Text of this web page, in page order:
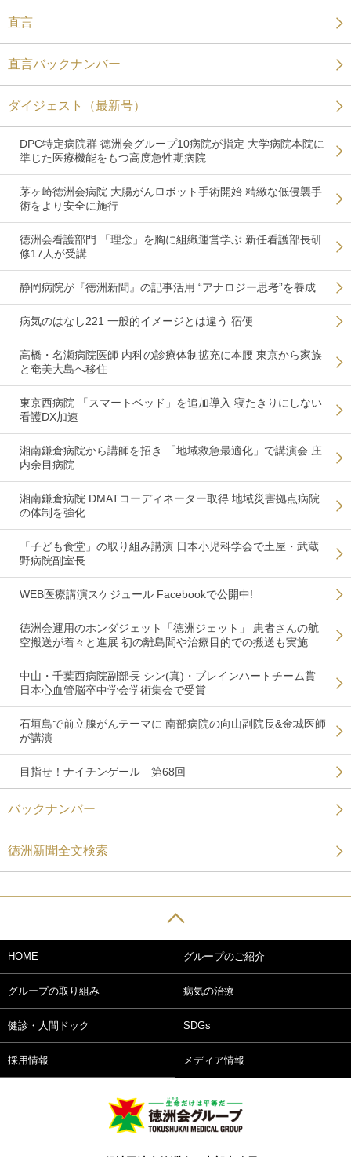
直言
直言バックナンバー
ダイジェスト（最新号）
DPC特定病院群 徳洲会グループ10病院が指定 大学病院本院に
準じた医療機能をもつ高度急性期病院
茅ヶ崎徳洲会病院 大腸がんロボット手術開始 精緻な低侵襲手
術をより安全に施行
徳洲会看護部門 「理念」を胸に組織運営学ぶ 新任看護部長研
修17人が受講
静岡病院が『徳洲新聞』の記事活用 “アナロジー思考”を養成
病気のはなし221 一般的イメージとは違う 宿便
高橋・名瀬病院医師 内科の診療体制拡充に本腰 東京から家族
と奄美大島へ移住
東京西病院 「スマートベッド」を追加導入 寝たきりにしない
看護DX加速
湘南鎌倉病院から講師を招き 「地域救急最適化」で講演会 庄
内余目病院
湘南鎌倉病院 DMATコーディネーター取得 地域災害拠点病院
の体制を強化
「子ども食堂」の取り組み講演 日本小児科学会で土屋・武蔵
野病院副室長
WEB医療講演スケジュール Facebookで公開中!
徳洲会運用のホンダジェット「徳洲ジェット」 患者さんの航
空搬送が着々と進展 初の離島間や治療目的での搬送も実施
中山・千葉西病院副部長 シン(真)・ブレインハートチーム賞
日本心血管脳卒中学会学術集会で受賞
石垣島で前立腺がんテーマに 南部病院の向山副院長&金城医師
が講演
目指せ！ナイチンゲール 第68回
バックナンバー
徳洲新聞全文検索
HOME グループのご紹介
グループの取り組み 病気の治療
健診・人間ドック SDGs
採用情報 メディア情報